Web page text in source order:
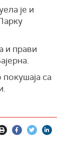
је и
и прави
са